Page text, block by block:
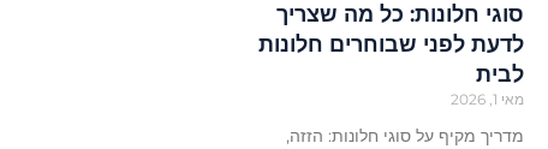
סוגי חלונות: כל מה שצריך
לדעת לפני שבוחרים חלונות
לבית
מאי 1, 2026
מדריך מקיף על סוגי חלונות: הזזה,